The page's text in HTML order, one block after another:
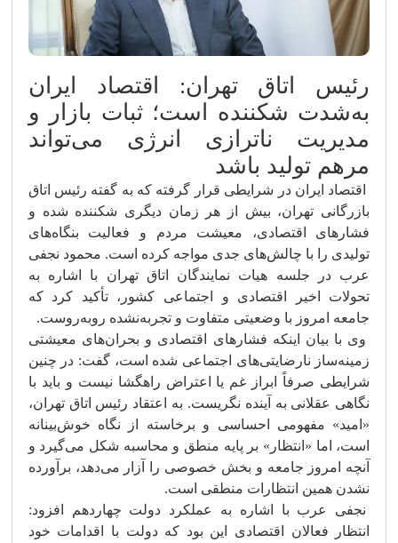
رئیس اتاق تهران: اقتصاد ایران
به‌شدت شکننده است؛ ثبات بازار و
مدیریت ناترازی انرژی می‌تواند
مرهم تولید باشد
اقتصاد ایران در شرایطی قرار گرفته که به گفته رئیس اتاق
بازرگانی تهران، بیش از هر زمان دیگری شکننده شده و
فشارهای اقتصادی، معیشت مردم و فعالیت بنگاه‌های
تولیدی را با چالش‌های جدی مواجه کرده است. محمود نجفی
عرب در جلسه هیات نمایندگان اتاق تهران با اشاره به
تحولات اخیر اقتصادی و اجتماعی کشور، تأکید کرد که
جامعه امروز با وضعیتی متفاوت و تجربه‌نشده روبه‌روست.
وی با بیان اینکه فشارهای اقتصادی و بحران‌های معیشتی
زمینه‌ساز نارضایتی‌های اجتماعی شده است، گفت: در چنین
شرایطی صرفاً ابراز غم یا اعتراض راهگشا نیست و باید با
نگاهی عقلانی به آینده نگریست. به اعتقاد رئیس اتاق تهران،
«امید» مفهومی احساسی و برخاسته از نگاه خوش‌بینانه
است، اما «انتظار» بر پایه منطق و محاسبه شکل می‌گیرد و
آنچه امروز جامعه و بخش خصوصی را آزار می‌دهد، برآورده
نشدن همین انتظارات منطقی است.
نجفی عرب با اشاره به عملکرد دولت چهاردهم افزود:
انتظار فعالان اقتصادی این بود که دولت با اقدامات خود